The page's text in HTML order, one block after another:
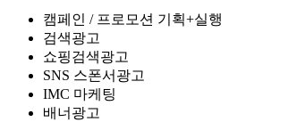
캠페인 / 프로모션 기획+실행
검색광고
쇼핑검색광고
SNS 스폰서광고
IMC 마케팅
배너광고